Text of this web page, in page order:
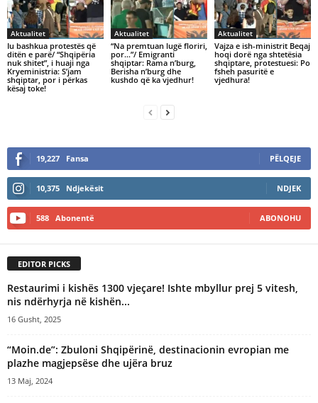
Aktualitet
Iu bashkua protestës që
ditën e parë/ “Shqipëria
nuk shitet”, i huaji nga
Kryeministria: S’jam
shqiptar, por i përkas
kësaj toke!
Aktualitet
“Na premtuan lugë floriri,
por…”/ Emigranti
shqiptar: Rama n’burg,
Berisha n’burg dhe
kushdo që ka vjedhur!
Aktualitet
Vajza e ish-ministrit Beqaj
hoqi dorë nga shtetësia
shqiptare, protestuesi: Po
fsheh pasuritë e
vjedhura!
19,227 Fansa PËLQEJE
10,375 Ndjekësit NDJEK
588 Abonentë ABONOHU
EDITOR PICKS
Restaurimi i kishës 1300 vjeçare! Ishte mbyllur prej 5 vitesh,
nis ndërhyrja në kishën...
16 Gusht, 2025
“Moin.de”: Zbuloni Shqipërinë, destinacionin evropian me
plazhe magjepsëse dhe ujëra bruz
13 Maj, 2024